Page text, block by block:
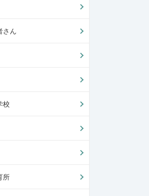
さん
校
所